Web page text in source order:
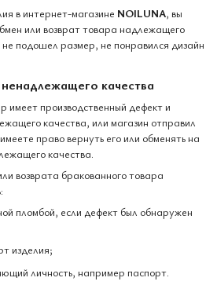
в интернет-магазине NOILUNA, вы
или возврат товара надлежащего
подошел размер, не понравился дизайн
качества
имеет производственный дефект и
качества, или магазин отправил
право вернуть его или обменять на
качества.
возврата бракованного товара
пломбой, если дефект был обнаружен
изделия;
личность, например паспорт.